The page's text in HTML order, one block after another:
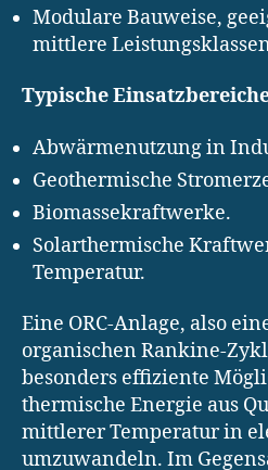
Modulare Bauweise,
mittlere
Typische
Abwärmenutzung in
Geothermische
Biomassekraftwerke.
Solarthermische
Temperatur.
Eine ORC-Anlage, also
organischen Rankine-
besonders effiziente
thermische Energie aus
mittlerer Temperatur in
umzuwandeln. Im